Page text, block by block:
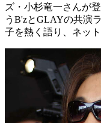
ズ・小杉竜一さんが
うB'zとGLAYの共演
子を熱く語り、ネッ